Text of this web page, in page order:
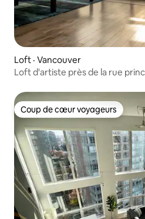
Loft · Vancouver
Loft d'artiste près de la rue
Coup de cœur voyageurs
Coup de cœur voyageurs